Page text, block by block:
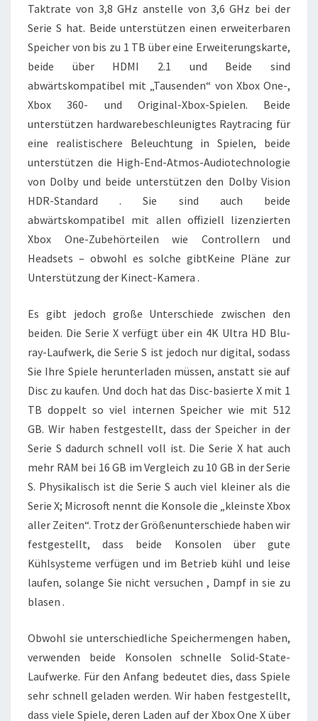
Taktrate von 3,8 GHz anstelle von 3,6 GHz bei der
Serie S hat. Beide unterstützen einen erweiterbaren
Speicher von bis zu 1 TB über eine Erweiterungskarte,
beide über HDMI 2.1 und Beide sind
abwärtskompatibel mit „Tausenden“ von Xbox One-,
Xbox 360- und Original-Xbox-Spielen. Beide
unterstützen hardwarebeschleunigtes Raytracing für
eine realistischere Beleuchtung in Spielen, beide
unterstützen die High-End-Atmos-Audiotechnologie
von Dolby und beide unterstützen den Dolby Vision
HDR-Standard . Sie sind auch beide
abwärtskompatibel mit allen offiziell lizenzierten
Xbox One-Zubehörteilen wie Controllern und
Headsets – obwohl es solche gibtKeine Pläne zur
Unterstützung der Kinect-Kamera .
Es gibt jedoch große Unterschiede zwischen den
beiden. Die Serie X verfügt über ein 4K Ultra HD Blu-
ray-Laufwerk, die Serie S ist jedoch nur digital, sodass
Sie Ihre Spiele herunterladen müssen, anstatt sie auf
Disc zu kaufen. Und doch hat das Disc-basierte X mit 1
TB doppelt so viel internen Speicher wie mit 512
GB. Wir haben festgestellt, dass der Speicher in der
Serie S dadurch schnell voll ist. Die Serie X hat auch
mehr RAM bei 16 GB im Vergleich zu 10 GB in der Serie
S. Physikalisch ist die Serie S auch viel kleiner als die
Serie X; Microsoft nennt die Konsole die „kleinste Xbox
aller Zeiten“. Trotz der Größenunterschiede haben wir
festgestellt, dass beide Konsolen über gute
Kühlsysteme verfügen und im Betrieb kühl und leise
laufen, solange Sie nicht versuchen , Dampf in sie zu
blasen .
Obwohl sie unterschiedliche Speichermengen haben,
verwenden beide Konsolen schnelle Solid-State-
Laufwerke. Für den Anfang bedeutet dies, dass Spiele
sehr schnell geladen werden. Wir haben festgestellt,
dass viele Spiele, deren Laden auf der Xbox One X über